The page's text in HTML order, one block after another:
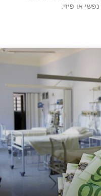
או פיזי.